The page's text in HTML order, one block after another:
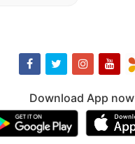
Download App now